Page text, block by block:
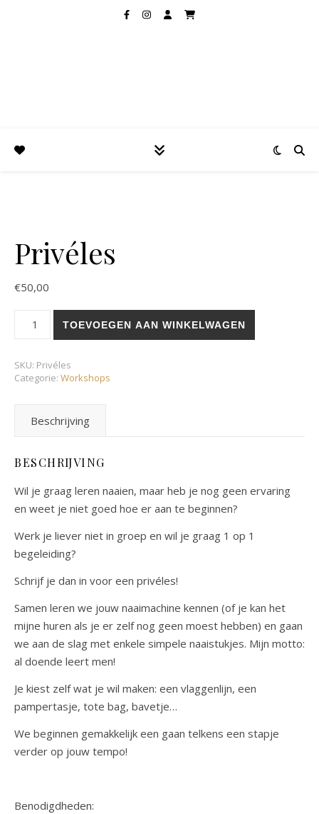
Privéles
€50,00
TOEVOEGEN AAN WINKELWAGEN
SKU: Privéles
Categorie: Workshops
Beschrijving
BESCHRIJVING
Wil je graag leren naaien, maar heb je nog geen ervaring
en weet je niet goed hoe er aan te beginnen?
Werk je liever niet in groep en wil je graag 1 op 1
begeleiding?
Schrijf je dan in voor een privéles!
Samen leren we jouw naaimachine kennen (of je kan het
mijne huren als je er zelf nog geen moest hebben) en gaan
we aan de slag met enkele simpele naaistukjes. Mijn motto:
al doende leert men!
Je kiest zelf wat je wil maken: een vlaggenlijn, een
pampertasje, tote bag, bavetje…
We beginnen gemakkelijk een gaan telkens een stapje
verder op jouw tempo!
Benodigdheden: